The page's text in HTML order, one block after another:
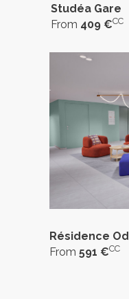
Studéa Gare
From 409 €CC
Résidence
From 591 €CC